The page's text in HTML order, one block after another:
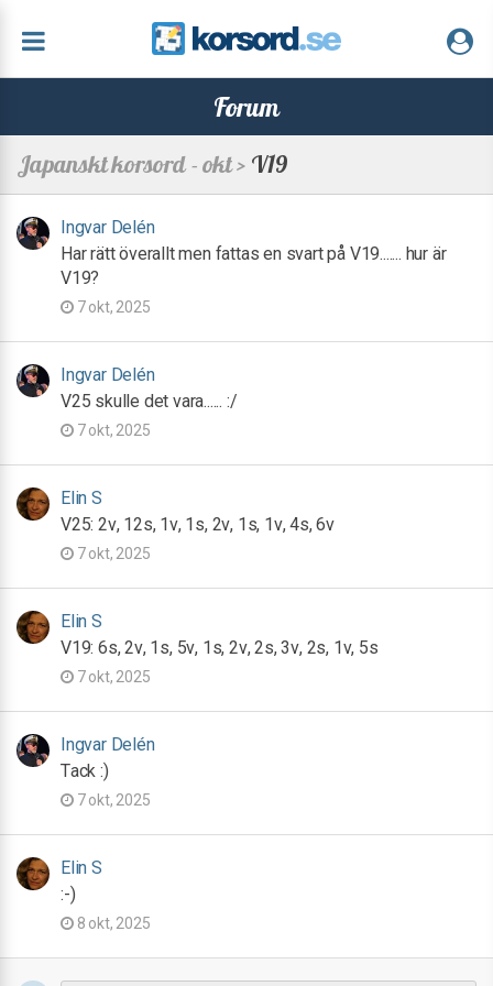
Forum
Japanskt korsord - okt > V19
Ingvar Delén
Har rätt överallt men fattas en svart på V19....... hur är
V19?
7 okt, 2025
Ingvar Delén
V25 skulle det vara...... :/
7 okt, 2025
Elin S
V25: 2v, 12s, 1v, 1s, 2v, 1s, 1v, 4s, 6v
7 okt, 2025
Elin S
V19: 6s, 2v, 1s, 5v, 1s, 2v, 2s, 3v, 2s, 1v, 5s
7 okt, 2025
Ingvar Delén
Tack :)
7 okt, 2025
Elin S
:-)
8 okt, 2025